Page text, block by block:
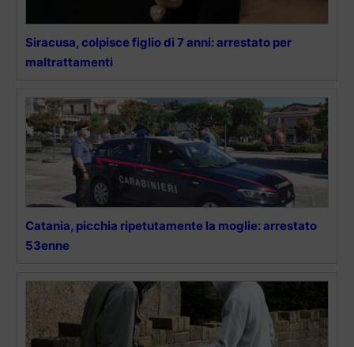
Siracusa, colpisce figlio di 7 anni: arrestato per
maltrattamenti
Catania, picchia ripetutamente la moglie: arrestato
53enne